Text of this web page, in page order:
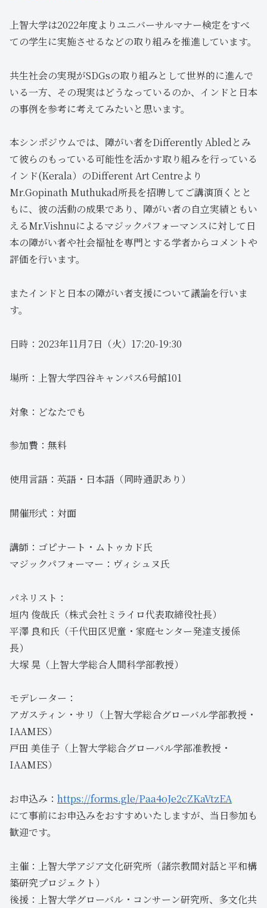
上智大学は2022年度よりユニバーサルマナー検定をすべ
ての学生に実施させるなどの取り組みを推進しています。
共生社会の実現がSDGsの取り組みとして世界的に進んで
いる一方、その現実はどうなっているのか、インドと日本
の事例を参考に考えてみたいと思います。
本シンポジウムでは、障がい者をDifferently Abledとみ
て彼らのもっている可能性を活かす取り組みを行っている
インド(Kerala）のDifferent Art Centreより
Mr.Gopinath Muthukad所長を招聘してご講演頂くとと
もに、彼の活動の成果であり、障がい者の自立実績ともい
えるMr.Vishnuによるマジックパフォーマンスに対して日
本の障がい者や社会福祉を専門とする学者からコメントや
評価を行います。
またインドと日本の障がい者支援について議論を行いま
す。
日時：2023年11月7日（火）17:20-19:30
場所：上智大学四谷キャンパス6号館101
対象：どなたでも
参加費：無料
使用言語：英語・日本語（同時通訳あり）
開催形式：対面
講師：ゴピナート・ムトゥカド氏
マジックパフォーマー：ヴィシュヌ氏
パネリスト：
垣内 俊哉氏（株式会社ミライロ代表取締役社長）
平澤 良和氏（千代田区児童・家庭センター発達支援係
長）
大塚 晃（上智大学総合人間科学部教授）
モデレーター：
アガスティン・サリ（上智大学総合グローバル学部教授・
IAAMES）
戸田 美佳子（上智大学総合グローバル学部准教授・
IAAMES）
お申込み： https://forms.gle/Paa4oJe2cZKaVtzEA
にて事前にお申込みをおすすめいたしますが、当日参加も
歓迎です。
主催：上智大学アジア文化研究所（諸宗教間対話と平和構
築研究プロジェクト）
後援：上智大学グローバル・コンサーン研究所、多文化共